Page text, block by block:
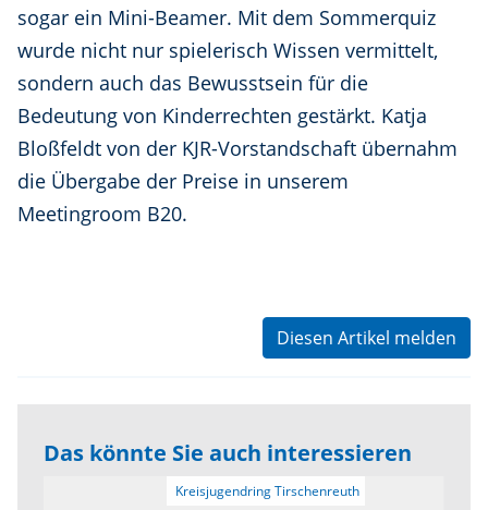
sogar ein Mini-Beamer. Mit dem Sommerquiz
wurde nicht nur spielerisch Wissen vermittelt,
sondern auch das Bewusstsein für die
Bedeutung von Kinderrechten gestärkt. Katja
Bloßfeldt von der KJR-Vorstandschaft übernahm
die Übergabe der Preise in unserem
Meetingroom B20.
Diesen Artikel melden
Das könnte Sie auch interessieren